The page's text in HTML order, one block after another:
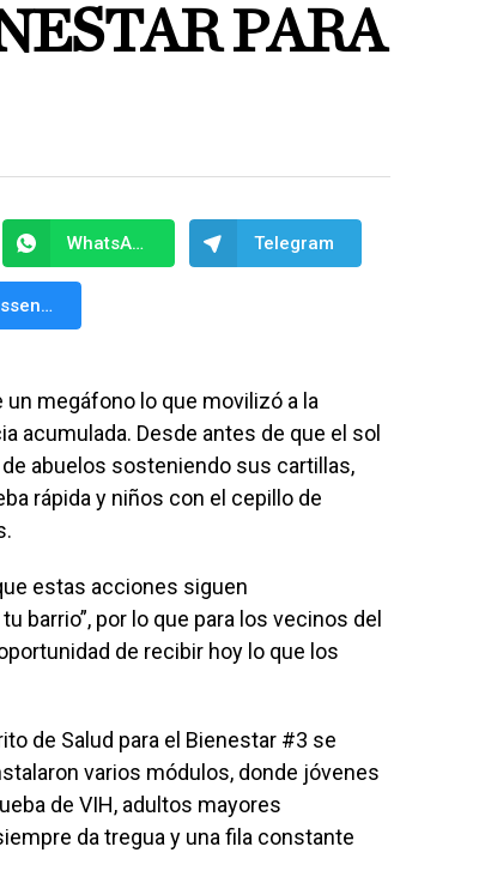
PARA
WhatsApp Telegram
Messenger
un megáfono lo que movilizó a la
acumulada. Desde antes de que el sol
abuelos sosteniendo sus cartillas,
rápida y niños con el cepillo de
estas acciones siguen
barrio”, por lo que para los vecinos del
de recibir hoy lo que los
de Salud para el Bienestar #3 se
varios módulos, donde jóvenes
de VIH, adultos mayores
da tregua y una fila constante